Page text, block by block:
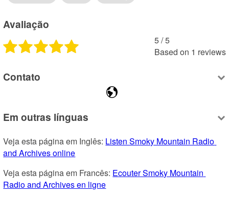
Avaliação
5 /5
Based on 1 reviews
Contato
Em outras línguas
Veja esta página em Inglês: Listen Smoky Mountain Radio
and Archives online
Veja esta página em Francês: Ecouter Smoky Mountain
Radio and Archives en ligne